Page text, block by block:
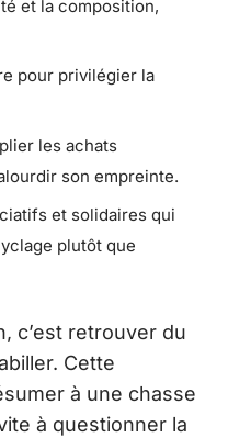
et la composition,
pour privilégier la
les achats
son empreinte.
et solidaires qui
plutôt que
c’est retrouver du
Cette
à une chasse
à questionner la